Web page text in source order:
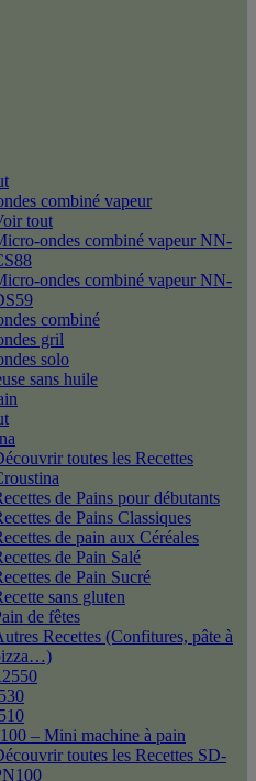
combiné vapeur
tout
ondes combiné vapeur NN-
ondes combiné vapeur NN-
combiné
gril
solo
sans huile
toutes les Recettes
de Pains pour débutants
de Pains Classiques
de pain aux Céréales
de Pain Salé
de Pain Sucré
sans gluten
de fêtes
Recettes (Confitures, pâte à
– Mini machine à pain
toutes les Recettes SD-